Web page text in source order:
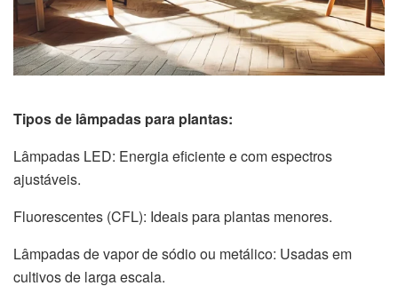
Tipos de lâmpadas para plantas:
Lâmpadas LED: Energia eficiente e com espectros
ajustáveis.
Fluorescentes (CFL): Ideais para plantas menores.
Lâmpadas de vapor de sódio ou metálico: Usadas em
cultivos de larga escala.